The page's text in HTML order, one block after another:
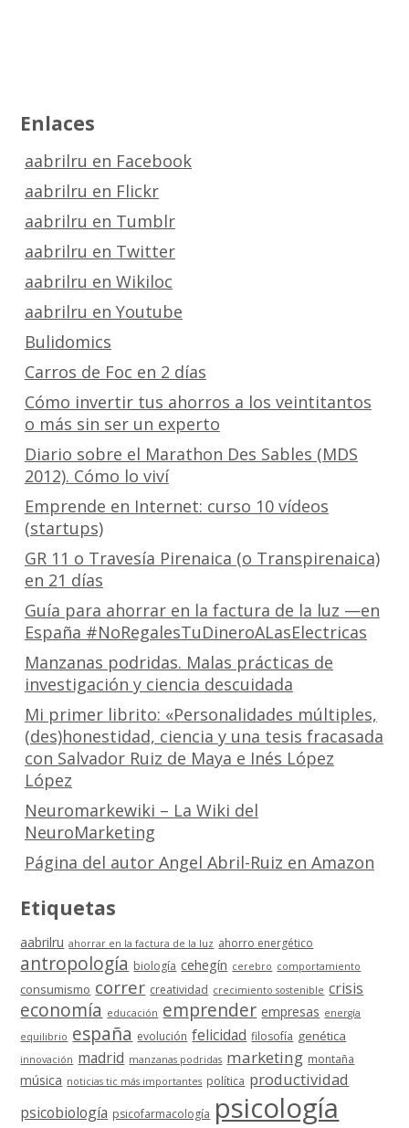
Enlaces
aabrilru en Facebook
aabrilru en Flickr
aabrilru en Tumblr
aabrilru en Twitter
aabrilru en Wikiloc
aabrilru en Youtube
Bulidomics
Carros de Foc en 2 días
Cómo invertir tus ahorros a los veintitantos
o más sin ser un experto
Diario sobre el Marathon Des Sables (MDS
2012). Cómo lo viví
Emprende en Internet: curso 10 vídeos
(startups)
GR 11 o Travesía Pirenaica (o Transpirenaica)
en 21 días
Guía para ahorrar en la factura de la luz —en
España #NoRegalesTuDineroALasElectricas
Manzanas podridas. Malas prácticas de
investigación y ciencia descuidada
Mi primer librito: «Personalidades múltiples,
(des)honestidad, ciencia y una tesis fracasada
con Salvador Ruiz de Maya e Inés López
López
Neuromarkewiki – La Wiki del
NeuroMarketing
Página del autor Angel Abril-Ruiz en Amazon
Etiquetas
aabrilru ahorrar en la factura de la luz ahorro energético
antropología biología cehegín cerebro comportamiento
consumismo correr creatividad crecimiento sostenible crisis
economía educación emprender empresas energía
equilibrio españa evolución felicidad filosofía genética
innovación madrid manzanas podridas marketing montaña
música noticias tic más importantes política productividad
psicobiología psicofarmacología psicología